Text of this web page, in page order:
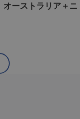
オーストラリア＋ニ